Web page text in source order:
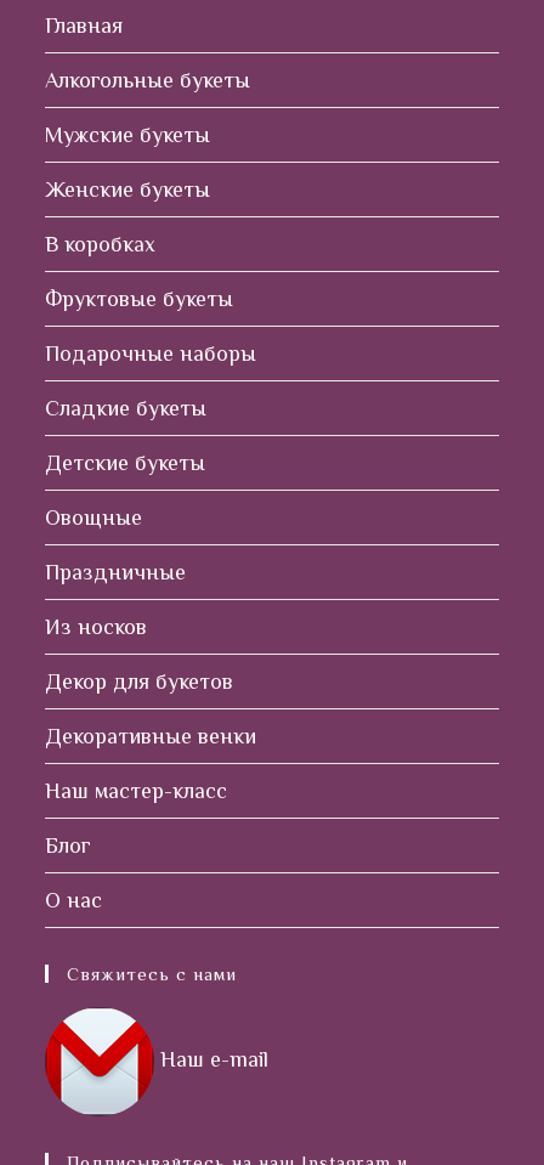
Главная
Алкогольные букеты
Мужские букеты
Женские букеты
В коробках
Фруктовые букеты
Подарочные наборы
Сладкие букеты
Детские букеты
Овощные
Праздничные
Из носков
Декор для букетов
Декоративные венки
Наш мастер-класс
Блог
О нас
Свяжитесь с нами
Наш e-mail